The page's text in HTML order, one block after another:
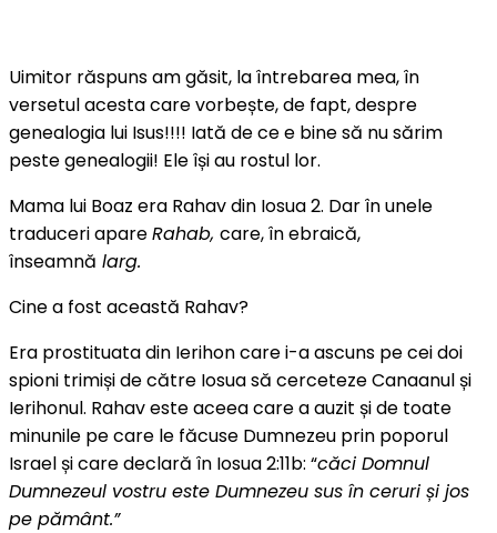
Uimitor răspuns am găsit, la întrebarea mea, în
versetul acesta care vorbește, de fapt, despre
genealogia lui Isus!!!! Iată de ce e bine să nu sărim
peste genealogii! Ele își au rostul lor.
Mama lui Boaz era Rahav din Iosua 2. Dar în unele
traduceri apareRahab, care, în ebraică,
înseamnă larg.
Cine a fost această Rahav?
Era prostituata din Ierihon care i-a ascuns pe cei doi
spioni trimiși de către Iosua să cerceteze Canaanul și
Ierihonul. Rahav este aceea care a auzit și de toate
minunile pe care le făcuse Dumnezeu prin poporul
Israel și care declară în Iosua 2:11b: “căci Domnul
Dumnezeul vostru este Dumnezeu sus în ceruri și jos
pe pământ.”